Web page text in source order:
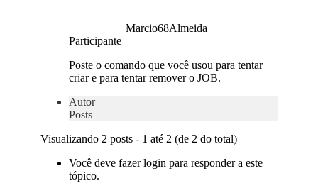
Marcio68Almeida
Participante
Poste o comando que você usou para tentar
criar e para tentar remover o JOB.
Autor
Posts
Visualizando 2 posts - 1 até 2 (de 2 do total)
Você deve fazer login para responder a este
tópico.